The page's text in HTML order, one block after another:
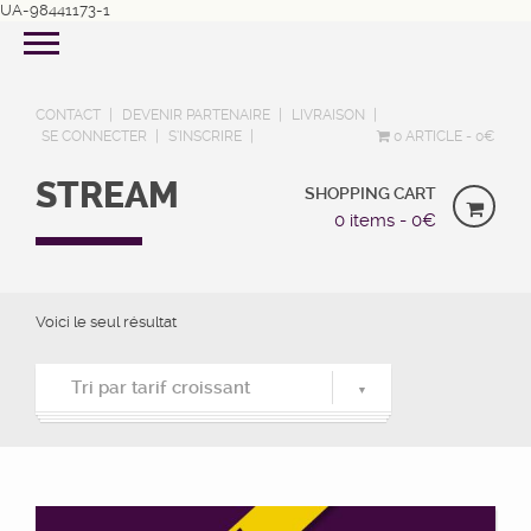
UA-98441173-1
CONTACT DEVENIR PARTENAIRE
LIVRAISON
SE CONNECTER
S’INSCRIRE 0 ARTICLE 0€
STREAM SHOPPING CART
0 items - 0€
Voici le seul résultat
Tri par tarif croissant
Tri par popularité
Tri du plus récent au plus ancien
Tri par tarif croissant
Tri par tarif décroissant